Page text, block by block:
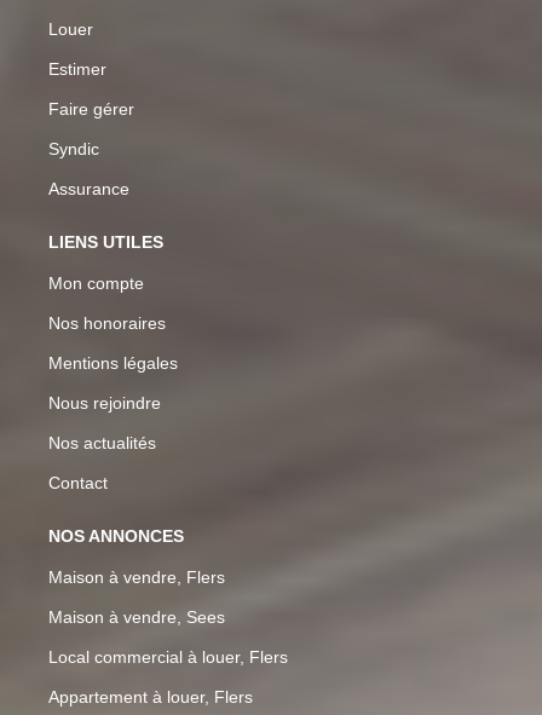
Louer
Estimer
Faire gérer
Syndic
Assurance
LIENS UTILES
Mon compte
Nos honoraires
Mentions légales
Nous rejoindre
Nos actualités
Contact
NOS ANNONCES
Maison à vendre, Flers
Maison à vendre, Sees
Local commercial à louer, Flers
Appartement à louer, Flers